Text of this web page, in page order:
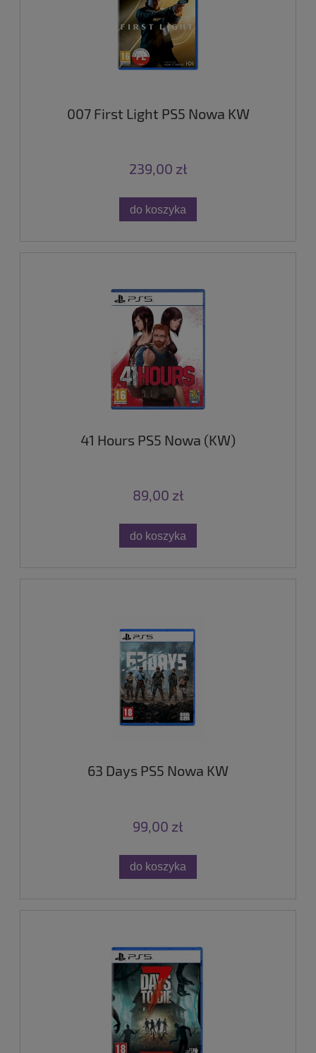
007 First Light PS5 Nowa KW
239,00 zł
do koszyka
41 Hours PS5 Nowa (KW)
89,00 zł
do koszyka
63 Days PS5 Nowa KW
99,00 zł
do koszyka